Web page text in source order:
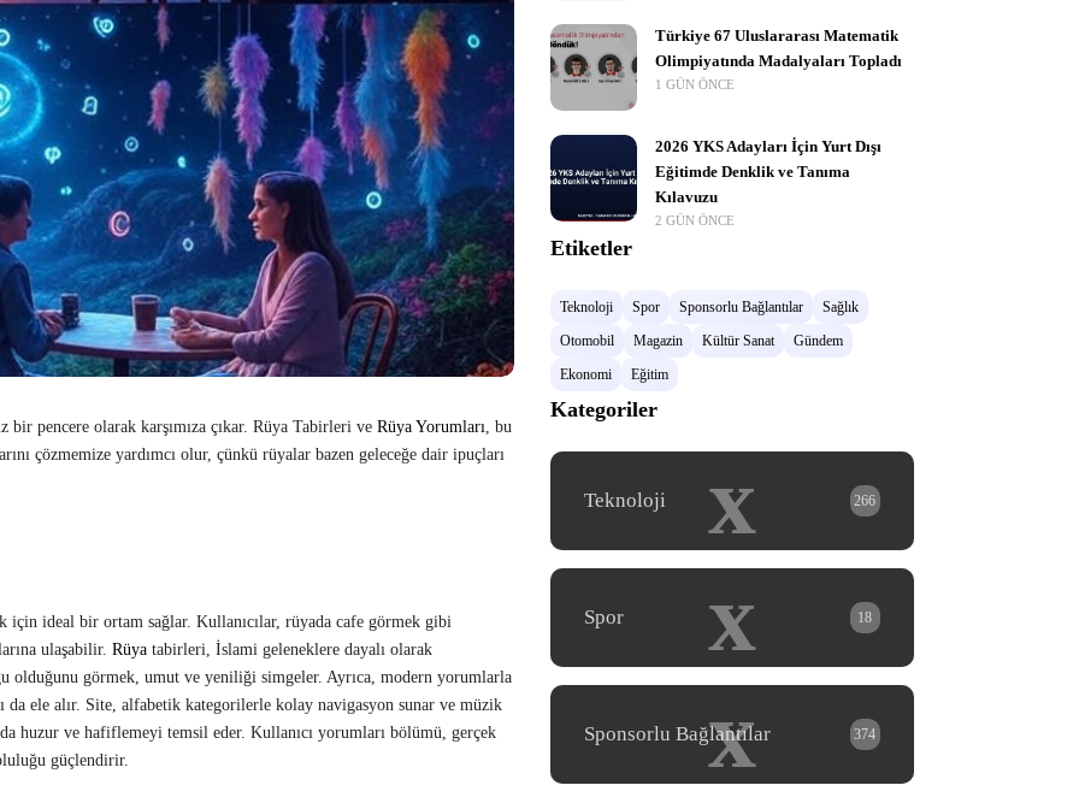
bir pencere olarak karşımıza çıkar. Rüya Tabirleri ve Rüya Yorumları, bu
çözmemize yardımcı olur, çünkü rüyalar bazen geleceğe dair ipuçları
için ideal bir ortam sağlar. Kullanıcılar, rüyada cafe görmek gibi
ulaşabilir. Rüya tabirleri, İslami geleneklere dayalı olarak
olduğunu görmek, umut ve yeniliği simgeler. Ayrıca, modern yorumlarla
ele alır. Site, alfabetik kategorilerle kolay navigasyon sunar ve müzik
huzur ve hafiflemeyi temsil eder. Kullanıcı yorumları bölümü, gerçek
güçlendirir.
Türkiye 67 Uluslararası Matematik
Olimpiyatında Madalyaları Topladı
1 GÜN ÖNCE
2026 YKS Adayları İçin Yurt Dışı
Eğitimde Denklik ve Tanıma
Kılavuzu
2 GÜN ÖNCE
Etiketler
Teknoloji Spor Sponsorlu Bağlantılar
Sağlık
Otomobil
Magazin Kültür Sanat
Gündem
Ekonomi
Eğitim
Kategoriler
x
Teknoloji 266
x
Spor 18
x
Sponsorlu Bağlantılar 374